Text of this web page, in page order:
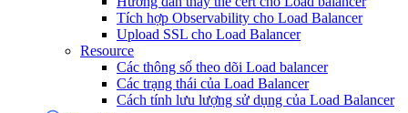
Tích hợp Observability cho Load Balancer
Upload SSL cho Load Balancer
Resource
Các thông số theo dõi Load balancer
Các trạng thái của Load Balancer
Cách tính lưu lượng sử dụng của Load Balancer